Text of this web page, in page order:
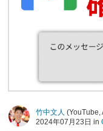
竹中文人 (YouTube,
2024年07月23日 in